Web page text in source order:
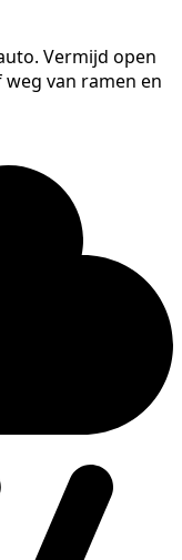
Vermijd open
van ramen en